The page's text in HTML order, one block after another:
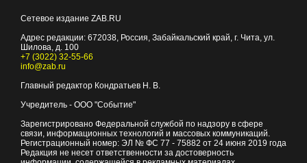
Сетевое издание ZAB.RU
Адрес редакции: 672038, Россия, Забайкальский край, г. Чита, ул.
Шилова, д. 100
+7 (3022) 32-55-66
info@zab.ru
Главный редактор Кондратьев Н. В.
Учредитель - ООО "Событие"
Зарегистрировано Федеральной службой по надзору в сфере
связи, информационных технологий и массовых коммуникаций.
Регистрационный номер: ЭЛ № ФС 77 - 75882 от 24 июня 2019 года
Редакция не несет ответственности за достоверность